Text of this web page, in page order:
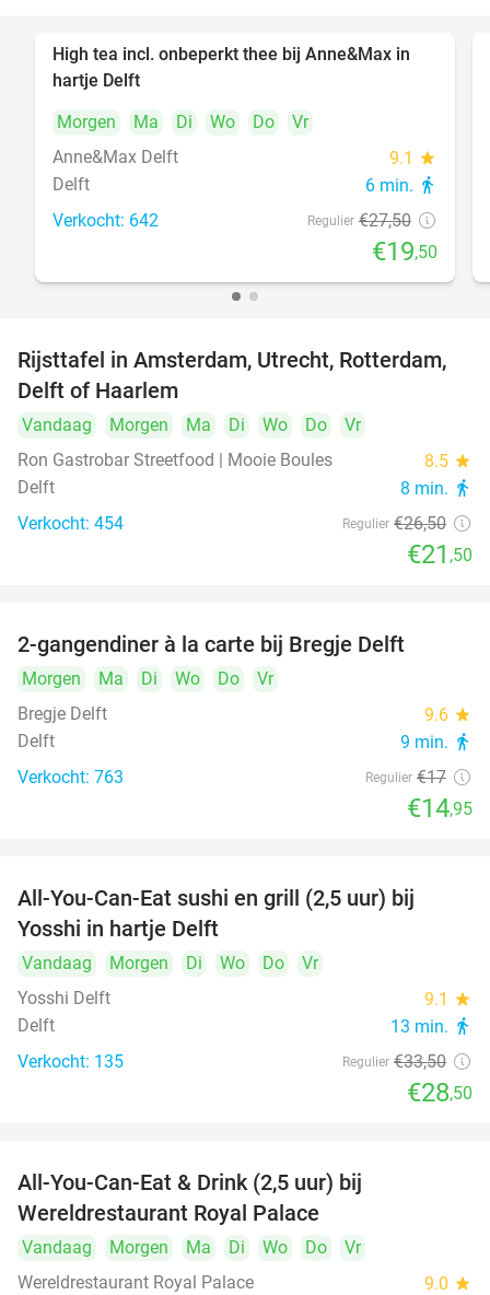
29%
High tea incl. onbeperkt thee bij Anne&Max in
hartje Delft
Morgen
Ma Di Wo Do
Vr
Anne&Max Delft
9.1 star
Delft 6 min. directions_walk
Verkocht: 642 Regulier €27,50
€19,50
19%
Rijsttafel in Amsterdam, Utrecht, Rotterdam,
Delft of Haarlem
Vandaag Morgen Ma Di Wo Do
Vr
Ron Gastrobar Streetfood | Mooie Boules
8.5 star
Delft 8 min. directions_walk
Verkocht: 454 Regulier €26,50
€21 ,50
2-gangendiner à la carte bij Bregje Delft
Morgen Ma Di Wo Do
Vr
Bregje Delft
9.6 star
Delft 9 min. directions_walk
Verkocht: 763 Regulier €17
€14,95
All-You-Can-Eat sushi en grill (2,5 uur) bij
Yosshi in hartje Delft
Vandaag Morgen Di Wo Do
Vr
Yosshi Delft
9.1 star
Delft 13 min. directions_walk
Verkocht: 135 Regulier €33,50
€28,50
All-You-Can-Eat & Drink (2,5 uur) bij
Wereldrestaurant Royal Palace
Vandaag Morgen Ma Di Wo Do
Vr
Wereldrestaurant Royal Palace
9.0 star